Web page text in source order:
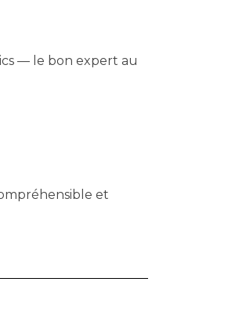
— le bon expert au
et